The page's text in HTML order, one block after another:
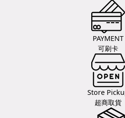
PAYMENT
可刷卡
Store
超商取貨